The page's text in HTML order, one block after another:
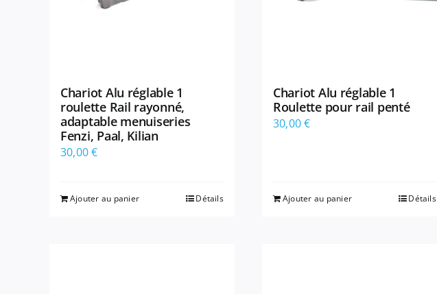
Chariot Alu réglable 1
roulette Rail rayonné,
adaptable menuiseries
Fenzi, Paal, Kilian
30,00€
Ajouter au panier Détails
Chariot Alu réglable 1
Roulette pour rail penté
30,00€
Ajouter au panier Détails